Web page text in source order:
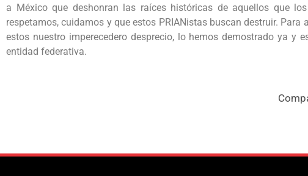
a México que deshonran las raíces históricas de aquellos que
respetamos, cuidamos y que estos PRIANistas buscan destruir.
estos nuestro imperecedero desprecio, lo hemos demostrado ya y
entidad federativa.